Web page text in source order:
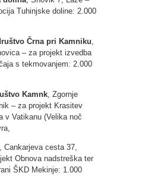
Tuhinjske doline: 2.000
Črna pri Kamniku,
– za projekt izvedba
s tekmovanjem: 2.000
Kamnk, Zgornje
– za projekt Krasitev
v Vatikanu (Velika noč
, Cankarjeva cesta 37,
Obnova nadstreška ter
ŠKD Mekinje: 1.000